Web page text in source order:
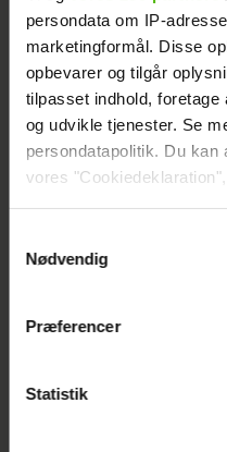
persondata om IP-
marketingformål. Disse
opbevarer og tilgår
tilpasset indhold,
og udvikle tjenester. Se
persondatapolitik. Du
vores
Vi anvender egne
generere statistik og
Nødvendig
Præferencer
Statistik
Mads Vad om at
perspektiv på livet